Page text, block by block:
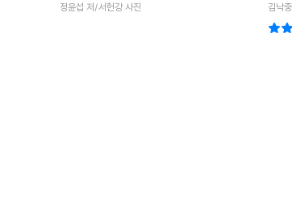
정윤섭 저/서헌강 사진
김낙